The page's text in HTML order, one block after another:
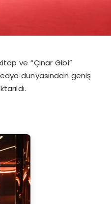
ve “Çınar Gibi”
dünyasından geniş